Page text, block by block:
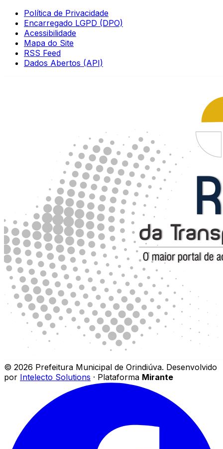
Política de Privacidade
Encarregado LGPD (DPO)
Acessibilidade
Mapa do Site
RSS Feed
Dados Abertos (API)
© 2026 Prefeitura Municipal de Orindiúva. Desenvolvido
por Intelecto Solutions · Plataforma Mirante